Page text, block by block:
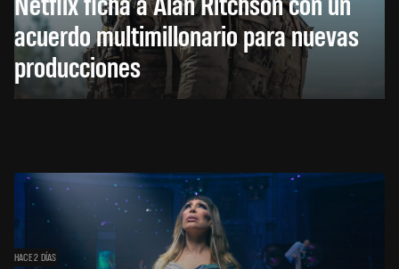
acuerdo multimillonario para nuevas
producciones
HACE 2 DÍAS